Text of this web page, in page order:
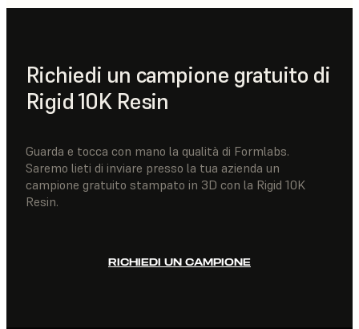
Richiedi un campione gratuito di
Rigid 10K Resin
Guarda e tocca con mano la qualità di Formlabs.
Saremo lieti di inviare presso la tua azienda un
campione gratuito stampato in 3D con la Rigid 10K
Resin.
RICHIEDI UN CAMPIONE